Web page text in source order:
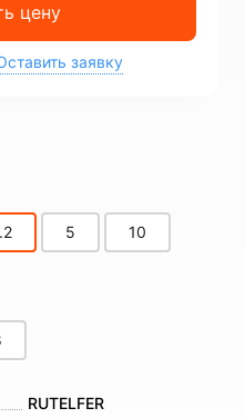
5 10
RUTELFER
цену
заявку